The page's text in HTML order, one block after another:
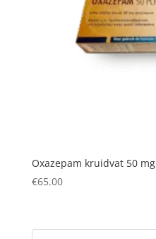
Oxazepam kruidvat 50 mg
€65.00